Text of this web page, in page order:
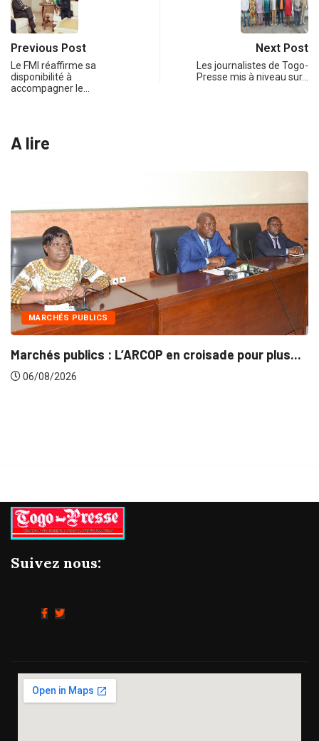
Previous Post
Le FMI réaffirme sa
disponibilité à
accompagner le…
Next Post
Les journalistes de Togo-
Presse mis à niveau sur…
A lire
plus...
INTÉGRATION RÉGIONALE
Gestion concertée et durable du
Suivez nous: